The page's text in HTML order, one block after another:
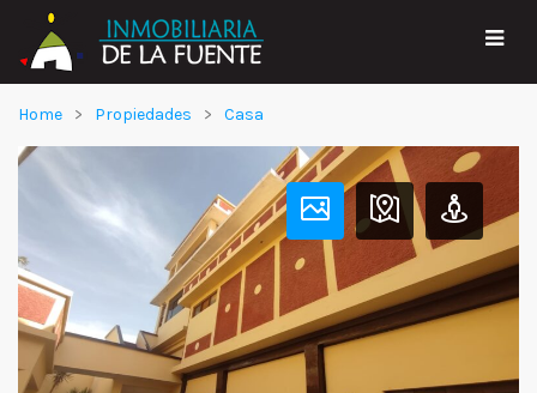
Home Propiedades Casa